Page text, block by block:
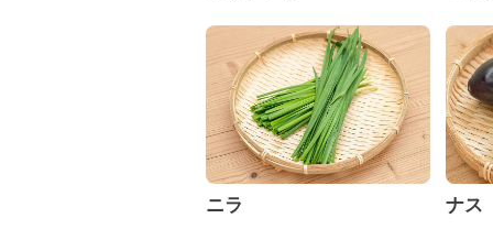
ニラ ナス